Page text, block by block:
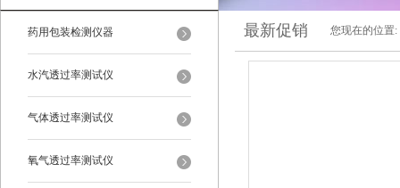
药用包装检测仪器
水汽透过率测试仪
气体透过率测试仪
氧气透过率测试仪
最新促销 您现在的位置: